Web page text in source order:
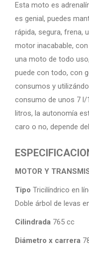
Esta moto es
es genial, puedes
rápida, segura, frena,
motor inacabable,
una moto de todo
puede con todo, con
consumos y
consumo de unos 7
litros, la autonomía
caro o no, depende
MOTOR Y
Tipo Tricilíndrico en
Doble árbol de levas
Cilindrada 765 cc
Diámetro x carrera